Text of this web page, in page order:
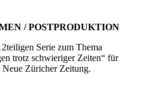
/ POSTPRODUKTION
Serie zum Thema
trotz schwieriger Zeiten“ für
Neue Züricher Zeitung.